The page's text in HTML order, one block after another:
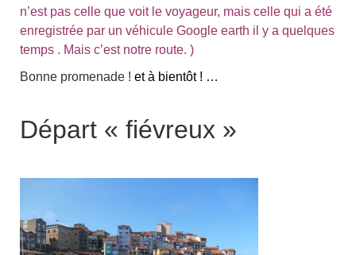
n’est pas celle que voit le voyageur, mais celle qui a été
enregistrée par un véhicule Google earth il y a quelques
temps . Mais c’est notre route. )
Bonne promenade ! et à bientôt ! …
Départ « fiévreux »